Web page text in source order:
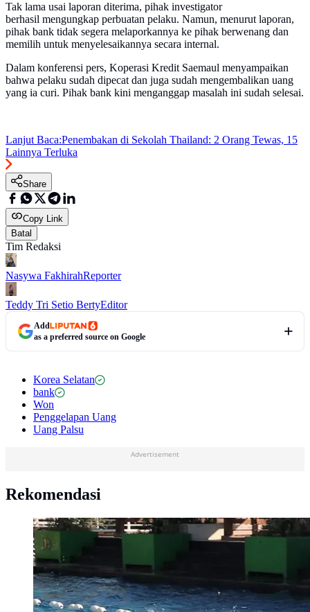
Tak lama usai laporan diterima, pihak investigator
berhasil mengungkap perbuatan pelaku. Namun, menurut laporan,
pihak bank tidak segera melaporkannya ke pihak berwenang dan
memilih untuk menyelesaikannya secara internal.
Dalam konferensi pers, Koperasi Kredit Saemaul menyampaikan
bahwa pelaku sudah dipecat dan juga sudah mengembalikan uang
yang ia curi. Pihak bank kini menganggap masalah ini sudah selesai.
Lanjut Baca:Penembakan di Sekolah Thailand: 2 Orang Tewas, 15
Lainnya Terluka
Share
Copy Link
Batal
Tim Redaksi
Nasywa FakhirahReporter
Teddy Tri Setio BertyEditor
Add
as a preferred source on Google
Korea Selatan
bank
Won
Penggelapan Uang
Uang Palsu
Advertisement
Rekomendasi